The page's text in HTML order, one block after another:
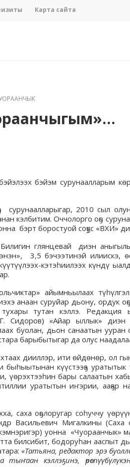
Карта сайта
бэйэм сурунаалларым
сурунаалларыгар, 2010 сыл
кэлбитим. Оччолорго оҕо
бэрт боростуой соҕус «ВХИ»
глянцевай диэн
3,5 бэчээтинэй илиискэ,
кэтэһиилээх күндү
айымньылаах
анаан суруйар дьону, ордук
тутан кэллэ.
Сидоров) «Айар ыллык» диэн
буолан, дьон санаатын ууран
барыбытыгар да олус
дииллэр, ити өйдөнөр, ол
быһыытынан күүстээҕэ
үөрэхтээһин бары салаатын
уратытын иҥэрии, ааҕар
саха оҕолоругар соһуччу
Васильевич Мигалкины (Саха
уонна
билсибит, бодоруһан ааспыт
«Татьяна, редактор эрэ
кэллэҕинэ,